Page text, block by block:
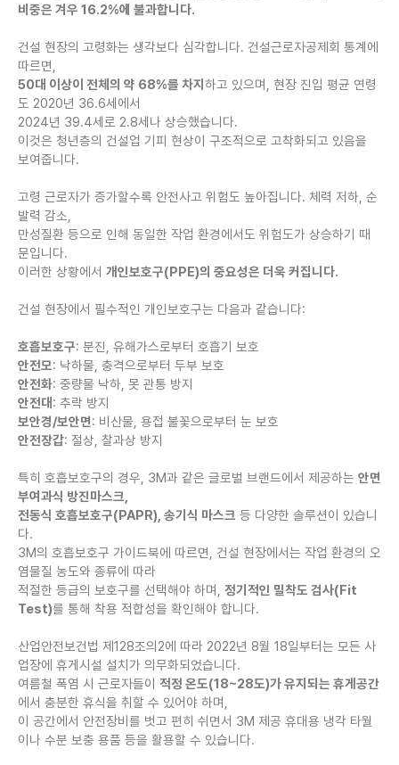
비중은 겨우 16.2%에 불과합니다.
건설 현장의 고령화는 생각보다 심각합니다. 건설근로자공제회 통계에
따르면,
50대 이상이 전체의 약 68%를 차지 하고 있으며, 현장 진입 평균 연령
도 2020년 36.6세에서
2024년 39.4세로 2.8세나 상승했습니다.
이것은 청년층의 건설업 기피 현상이 구조적으로 고착화되고 있음을
보여줍니다.
고령 근로자가 증가할수록 안전사고 위험도 높아집니다. 체력 저하, 순
발력 감소,
만성질환 등으로 인해 동일한 작업 환경에서도 위험도가 상승하기 때
문입니다.
이러한 상황에서 개인보호구(PPE)의 중요성은 더욱 커집니다.
건설 현장에서 필수적인 개인보호구는 다음과 같습니다:
호흡보호구: 분진, 유해가스로부터 호흡기 보호
안전모: 낙하물, 충격으로부터 두부 보호
안전화: 중량물 낙하, 못 관통 방지
안전대: 추락 방지
보안경/보안면: 비산물, 용접 불꽃으로부터 눈 보호
안전장갑: 절상, 찰과상 방지
특히 호흡보호구의 경우, 3M과 같은 글로벌 브랜드에서 제공하는 안면
부여과식 방진마스크,
전동식 호흡보호구(PAPR), 송기식 마스크 등 다양한 솔루션이 있습니
다.
3M의 호흡보호구 가이드북에 따르면, 건설 현장에서는 작업 환경의 오
염물질 농도와 종류에 따라
적절한 등급의 보호구를 선택해야 하며, 정기적인 밀착도 검사(Fit
Test)를 통해 착용 적합성을 확인해야 합니다.
산업안전보건법 제128조의2에 따라 2022년 8월 18일부터는 모든 사
업장에 휴게시설 설치가 의무화되었습니다.
여름철 폭염 시 근로자들이 적정 온도(18~28도)가 유지되는 휴게공간
에서 충분한 휴식을 취할 수 있어야 하며,
이 공간에서 안전장비를 벗고 편히 쉬면서 3M 제공 휴대용 냉각 타월
이나 수분 보충 용품 등을 활용할 수 있습니다.